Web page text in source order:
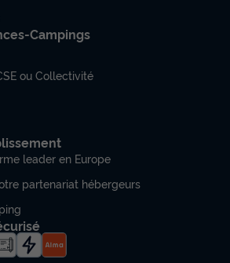
Campings
ou Collectivité
leader en Europe
partenariat hébergeurs